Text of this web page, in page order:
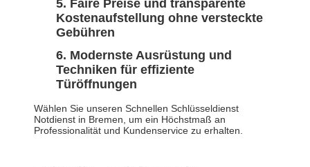
Faire Preise und transparente
Kostenaufstellung ohne versteckte
Gebühren
Modernste Ausrüstung und
Techniken für effiziente
Türöffnungen
Wählen Sie unseren Schnellen Schlüsseldienst
Notdienst in Bremen, um ein Höchstmaß an
Professionalität und Kundenservice zu erhalten.